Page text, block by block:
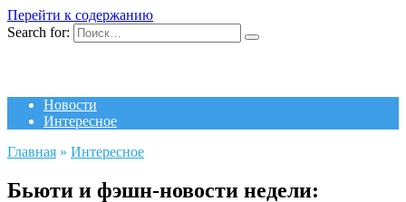
Перейти к содержанию
Search for:
Новости
Интересное
Главная » Интересное
Бьюти и фэшн-новости недели: